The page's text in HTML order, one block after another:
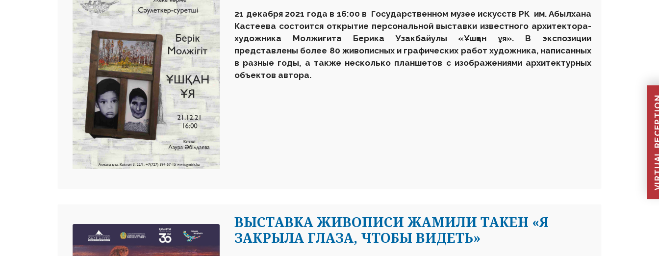
21 декабря 2021 года в 16:00 в Государственном музее искусств РК им. Абылхана
Кастеева состоится открытие персональной выставки известного архитектора-
художника Молжигита Берика Узакбайулы «Ұшқан ұя». В экспозиции
представлены более 80 живописных и графических работ художника, написанных
в разные годы, а также несколько планшетов с изображениями архитектурных
объектов автора.
ВЫСТАВКА ЖИВОПИСИ ЖАМИЛИ ТАКЕН «Я
ЗАКРЫЛА ГЛАЗА, ЧТОБЫ ВИДЕТЬ»